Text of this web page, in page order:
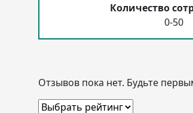
Количество
0-50
Отзывов пока нет. Будьте